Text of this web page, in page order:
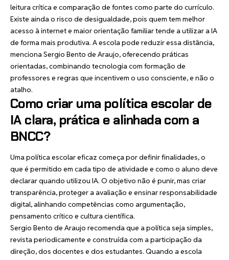
leitura crítica e comparação de fontes como parte do currículo.
Existe ainda o risco de desigualdade, pois quem tem melhor
acesso à internet e maior orientação familiar tende a utilizar a IA
de forma mais produtiva. A escola pode reduzir essa distância,
menciona Sergio Bento de Araujo, oferecendo práticas
orientadas, combinando tecnologia com formação de
professores e regras que incentivem o uso consciente, e não o
atalho.
Como criar uma política escolar de
IA clara, prática e alinhada com a
BNCC?
Uma política escolar eficaz começa por definir finalidades, o
que é permitido em cada tipo de atividade e como o aluno deve
declarar quando utilizou IA. O objetivo não é punir, mas criar
transparência, proteger a avaliação e ensinar responsabilidade
digital, alinhando competências como argumentação,
pensamento crítico e cultura científica.
Sergio Bento de Araujo recomenda que a política seja simples,
revista periodicamente e construída com a participação da
direção, dos docentes e dos estudantes. Quando a escola